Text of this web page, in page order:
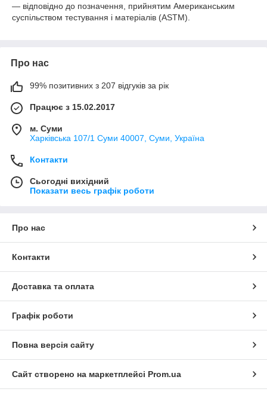
— відповідно до позначення, прийнятим Американським
суспільством тестування і матеріалів (ASTM).
Про нас
99% позитивних з 207 відгуків за рік
Працює з 15.02.2017
м. Суми
Харківська 107/1 Суми 40007, Суми, Україна
Контакти
Сьогодні вихідний
Показати весь графік роботи
Про нас
Контакти
Доставка та оплата
Графік роботи
Повна версія сайту
Сайт створено на маркетплейсі Prom.ua